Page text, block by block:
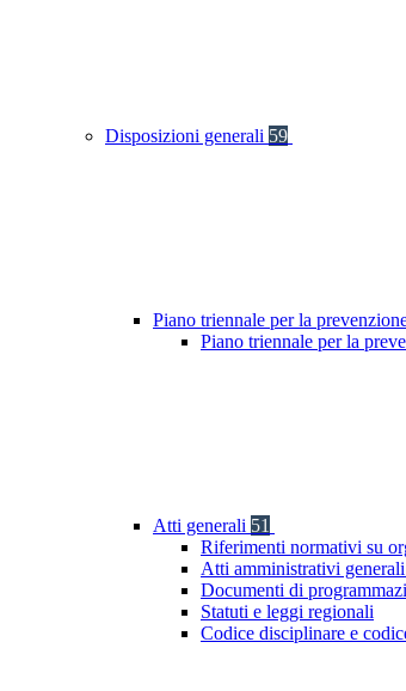
Disposizioni generali 59
Piano triennale per la
Piano triennale per la
Atti generali 51
Riferimenti normativi su
Atti amministrativi generali
Documenti di
Statuti e leggi regionali
Codice disciplinare e